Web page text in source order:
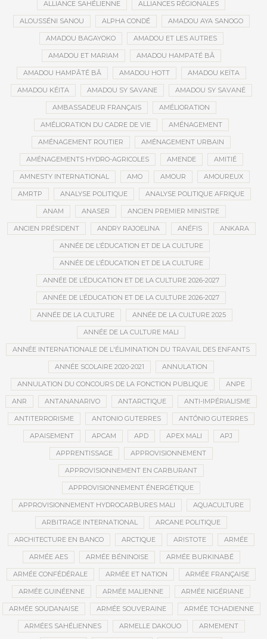
ALLIANCE SAHÉLIENNE ALLIANCES RÉGIONALES
ALOUSSÉNI SANOU ALPHA CONDÉ AMADOU AYA SANOGO
AMADOU BAGAYOKO AMADOU ET LES AUTRES
AMADOU ET MARIAM AMADOU HAMPATÉ BÂ
AMADOU HAMPÂTÉ BÂ AMADOU HOTT AMADOU KEÏTA
AMADOU KÉITA AMADOU SY SAVANE AMADOU SY SAVANÉ
AMBASSADEUR FRANÇAIS AMÉLIORATION
AMÉLIORATION DU CADRE DE VIE AMÉNAGEMENT
AMÉNAGEMENT ROUTIER AMÉNAGEMENT URBAIN
AMÉNAGEMENTS HYDRO-AGRICOLES AMENDE AMITIÉ
AMNESTY INTERNATIONAL AMO AMOUR AMOUREUX
AMRTP ANALYSE POLITIQUE ANALYSE POLITIQUE AFRIQUE
ANAM ANASER ANCIEN PREMIER MINISTRE
ANCIEN PRÉSIDENT ANDRY RAJOELINA ANÉFIS ANKARA
ANNÉE DE L’ÉDUCATION ET DE LA CULTURE
ANNÉE DE L’ÉDUCATION ET DE LA CULTURE
ANNÉE DE L’ÉDUCATION ET DE LA CULTURE 2026-2027
ANNÉE DE L’ÉDUCATION ET DE LA CULTURE 2026-2027
ANNÉE DE LA CULTURE ANNÉE DE LA CULTURE 2025
ANNÉE DE LA CULTURE MALI
ANNÉE INTERNATIONALE DE L'ÉLIMINATION DU TRAVAIL DES ENFANTS
ANNÉE SCOLAIRE 2020-2021 ANNULATION
ANNULATION DU CONCOURS DE LA FONCTION PUBLIQUE ANPE
ANR ANTANANARIVO ANTARCTIQUE ANTI-IMPÉRIALISME
ANTITERRORISME ANTONIO GUTERRES ANTÓNIO GUTERRES
APAISEMENT APCAM APD APEX MALI APJ
APPRENTISSAGE APPROVISIONNEMENT
APPROVISIONNEMENT EN CARBURANT
APPROVISIONNEMENT ÉNERGÉTIQUE
APPROVISIONNEMENT HYDROCARBURES MALI AQUACULTURE
ARBITRAGE INTERNATIONAL ARCANE POLITIQUE
ARCHITECTURE EN BANCO ARCTIQUE ARISTOTE ARMÉE
ARMÉE AES ARMÉE BÉNINOISE ARMÉE BURKINABÉ
ARMÉE CONFÉDÉRALE ARMÉE ET NATION ARMÉE FRANÇAISE
ARMÉE GUINÉENNE ARMÉE MALIENNE ARMÉE NIGÉRIANE
ARMÉE SOUDANAISE ARMÉE SOUVERAINE ARMÉE TCHADIENNE
ARMÉES SAHÉLIENNES ARMELLE DAKOUO ARMEMENT